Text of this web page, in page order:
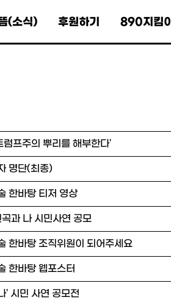
(소식) 후원하기 890지킴이
프주의 뿌리를 해부한다'
명단(최종)
한바탕 티저 영상
과 나 시민사연 공모
한바탕 조직위원이 되어주세요
한바탕 웹포스터
' 시민 사연 공모전